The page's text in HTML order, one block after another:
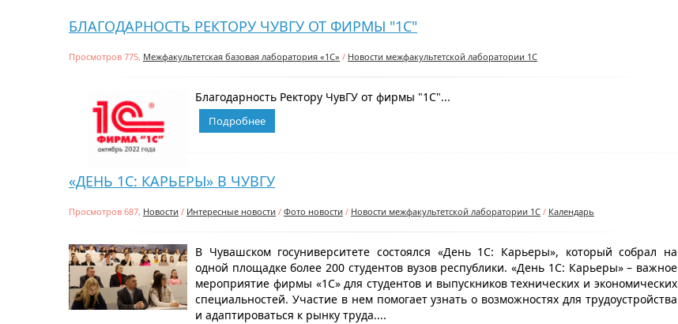
БЛАГОДАРНОСТЬ РЕКТОРУ ЧУВГУ ОТ ФИРМЫ "1С"
Просмотров 775, Межфакультетская базовая лаборатория «1С» / Новости межфакультетской лаборатории 1С
Благодарность Ректору ЧувГУ от фирмы "1С"...
Подробнее
«ДЕНЬ 1С: КАРЬЕРЫ» В ЧУВГУ
Просмотров 687, Новости / Интересные новости / Фото новости / Новости межфакультетской лаборатории 1С / Календарь
В Чувашском госуниверситете состоялся «День 1С: Карьеры», который собрал на
одной площадке более 200 студентов вузов республики. «День 1С: Карьеры» – важное
мероприятие фирмы «1С» для студентов и выпускников технических и экономических
специальностей. Участие в нем помогает узнать о возможностях для трудоустройства
и адаптироваться к рынку труда....